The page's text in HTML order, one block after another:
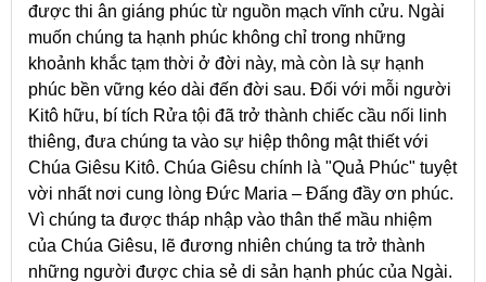
được thi ân giáng phúc từ nguồn mạch vĩnh cửu. Ngài
muốn chúng ta hạnh phúc không chỉ trong những
khoảnh khắc tạm thời ở đời này, mà còn là sự hạnh
phúc bền vững kéo dài đến đời sau. Đối với mỗi người
Kitô hữu, bí tích Rửa tội đã trở thành chiếc cầu nối linh
thiêng, đưa chúng ta vào sự hiệp thông mật thiết với
Chúa Giêsu Kitô. Chúa Giêsu chính là "Quả Phúc" tuyệt
vời nhất nơi cung lòng Đức Maria – Đấng đầy ơn phúc.
Vì chúng ta được tháp nhập vào thân thể mầu nhiệm
của Chúa Giêsu, lẽ đương nhiên chúng ta trở thành
những người được chia sẻ di sản hạnh phúc của Ngài.